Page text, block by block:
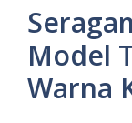
Model
Warna